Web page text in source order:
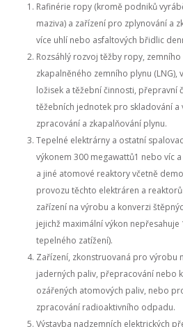
Rafinérie ropy (kromě podniků
maziva) a zařízení pro zplynování a
více uhlí nebo asfaltových břidlic
Rozsáhlý rozvoj těžby ropy,
zkapalněného zemního plynu (LNG),
ložisek a těžební činnosti, přepravní
těžebních jednotek pro skladování a
zpracování a zkapalňování plynu.
Tepelné elektrárny a ostatní
výkonem 300 megawattů1 nebo víc
a jiné atomové reaktory včetně
provozu těchto elektráren a
zařízení na výrobu a konverzi
jejichž maximální výkon
tepelného zatížení).
Zařízení, zkonstruovaná pro výrobu
jaderných paliv, přepracování nebo
ozářených atomových paliv, nebo
zpracování radioaktivního odpadu.
Výstavba nadzemních elektrických